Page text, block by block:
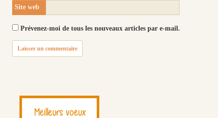
Site web
Prévenez-moi de tous les nouveaux articles par e-mail.